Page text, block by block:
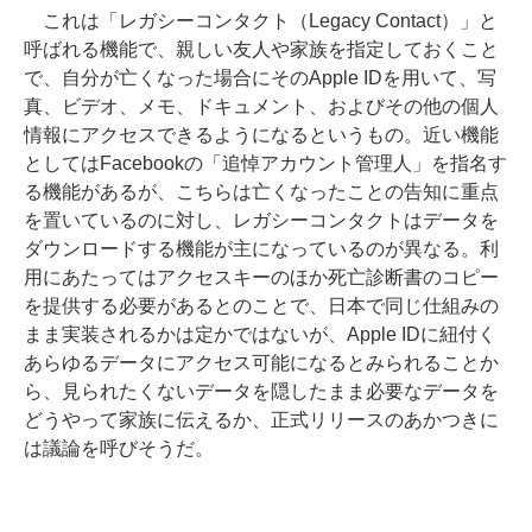
これは「レガシーコンタクト（Legacy Contact）」と
呼ばれる機能で、親しい友人や家族を指定しておくこと
で、自分が亡くなった場合にそのApple IDを用いて、写
真、ビデオ、メモ、ドキュメント、およびその他の個人
情報にアクセスできるようになるというもの。近い機能
としてはFacebookの「追悼アカウント管理人」を指名す
る機能があるが、こちらは亡くなったことの告知に重点
を置いているのに対し、レガシーコンタクトはデータを
ダウンロードする機能が主になっているのが異なる。利
用にあたってはアクセスキーのほか死亡診断書のコピー
を提供する必要があるとのことで、日本で同じ仕組みの
まま実装されるかは定かではないが、Apple IDに紐付く
あらゆるデータにアクセス可能になるとみられることか
ら、見られたくないデータを隠したまま必要なデータを
どうやって家族に伝えるか、正式リリースのあかつきに
は議論を呼びそうだ。